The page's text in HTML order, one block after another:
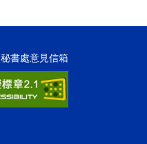
秘書處意見信箱